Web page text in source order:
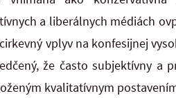
a liberálnych médiách
vplyv na konfesijnej
že často subjektívny
kvalitatívnym